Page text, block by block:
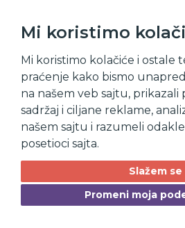
Mi koristimo
Mi koristimo kolačiće i ostale
praćenje kako bismo
na našem veb sajtu, prikazali
sadržaj i ciljane reklame,
našem sajtu i razumeli
posetioci sajta.
Slažem se
Promeni moja